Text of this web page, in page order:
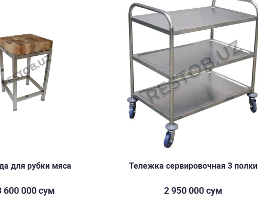
для рубки мяса
600 000 сум
Тележка сервировочная 3 полки
2 950 000 сум